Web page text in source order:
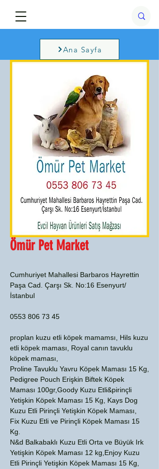
Ana Sayfa
Ömür Pet Market
Cumhuriyet Mahallesi Barbaros Hayrettin
Paşa Cad. Çarşı Sk. No:16 Esenyurt/
İstanbul
0553 806 73 45
proplan kuzu etli köpek mamamsı, Hils kuzu
etli köpek maması, Royal canın tavuklu
köpek maması,
Proline Tavuklu Yavru Köpek Maması 15 Kg,
Pedigree Pouch Erişkin Biftek Köpek
Maması 100gr,Goody Kuzu Etli&pirinçli
Yetişkin Köpek Maması 15 Kg, Kays Dog
Kuzu Etli Pirinçli Yetişkin Köpek Maması,
Fix Kuzu Etli ve Pirinçli Köpek Maması 15
Kg.
N&d Balkabaklı Kuzu Etli Orta ve Büyük Irk
Yetişkin Köpek Maması 12 kg,Enjoy Kuzu
Etli Pirinçli Yetişkin Köpek Maması 15 Kg,